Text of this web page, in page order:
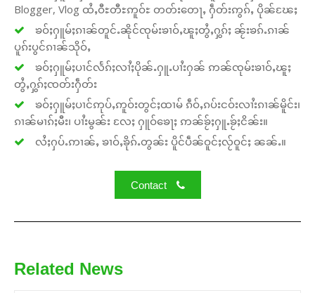
Blogger, Vlog ထႆႇဝီႊတီႊဢူဝ်ႊ တတ်းတေႃႇ ႁဵတ်းဢွၵ်ႇ ပိုၼ်ၽႄႈ
ၶဝ်ႈႁူမ်ႈၵၢၼ်တူင်ႉၼိုင်ၸုမ်းၶၢဝ်ႇၽူႈတွႆႇႁွၵ်ႈ ၼႂ်းၶၵ်ႉၵၢၼ်
ပူၵ်းပွင်ၵၢၼ်သိုဝ်ႇ
ၶဝ်ႈႁူမ်ႈပၢင်လႅၵ်ႈလၢႆႈပိုၼ်ႉႁူႉပၢႆးႁၼ် ဢၼ်ၸုမ်းၶၢဝ်ႇၽူႈ
တွႆႇႁွၵ်ႈၸတ်းႁဵတ်း
ၶဝ်ႈႁူမ်ႈပၢင်ဢုပ်ႇဢူဝ်းတွင်ႈထၢမ် ၵဵဝ်ႇၵပ်းငဝ်းလၢႆးၵၢၼ်မိူင်း၊
ၵၢၼ်မၢၵ်ႈမီး၊ ပၢႆးမွၼ်း လႄႈ ႁူဝ်ၶေႃႈ ဢၼ်ၶႂ်ႈႁူႉၶႂ်ႈငိၼ်း။
လႆႈႁပ်ႉဢၢၼ်ႇ ၶၢဝ်ႇၶိုၵ်ႉတွၼ်း ပိူင်ပဵၼ်ဝူင်ႈလႂ်ဝူင်ႈ ၼၼ်ႉ။
Contact
Related News